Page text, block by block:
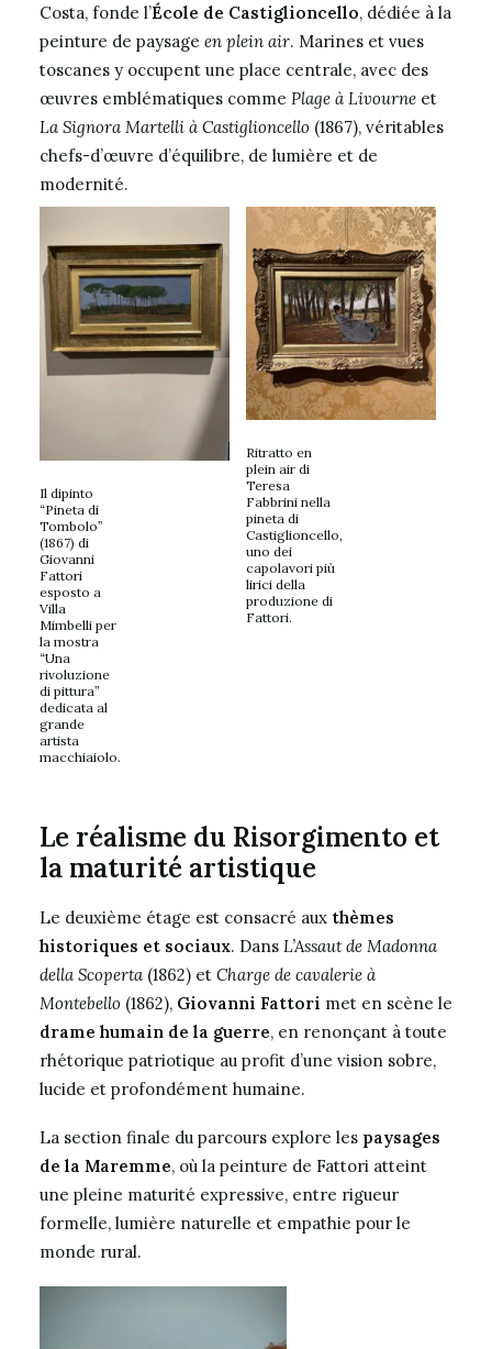
Costa, fonde l’École de Castiglioncello, dédiée à la
peinture de paysage en plein air. Marines et vues
toscanes y occupent une place centrale, avec des
œuvres emblématiques comme Plage à Livourne et
La Signora Martelli à Castiglioncello (1867), véritables
chefs-d’œuvre d’équilibre, de lumière et de
modernité.
Il dipinto
“Pineta di
Tombolo”
(1867) di
Giovanni
Fattori
esposto a
Villa
Mimbelli per
la mostra
“Una
rivoluzione
di pittura”
dedicata al
grande
artista
macchiaiolo.
Ritratto en
plein air di
Teresa
Fabbrini nella
pineta di
Castiglioncello,
uno dei
capolavori più
lirici della
produzione di
Fattori.
Le réalisme du Risorgimento et
la maturité artistique
Le deuxième étage est consacré aux thèmes
historiques et sociaux. Dans L’Assaut de Madonna
della Scoperta (1862) et Charge de cavalerie à
Montebello (1862), Giovanni Fattori met en scène le
drame humain de la guerre, en renonçant à toute
rhétorique patriotique au profit d’une vision sobre,
lucide et profondément humaine.
La section finale du parcours explore les paysages
de la Maremme, où la peinture de Fattori atteint
une pleine maturité expressive, entre rigueur
formelle, lumière naturelle et empathie pour le
monde rural.